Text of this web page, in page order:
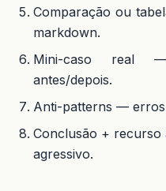
Comparação ou
markdown.
Mini-caso real
antes/depois.
Anti-patterns —
Conclusão +
agressivo.